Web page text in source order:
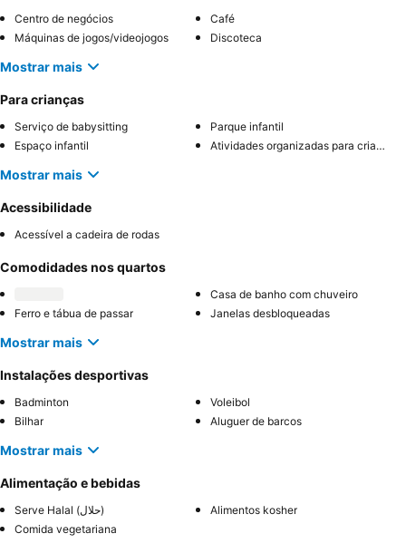
Centro de negócios
Café
Máquinas de jogos/videojogos
Discoteca
Mostrar mais
Para crianças
Serviço de babysitting
Parque infantil
Espaço infantil
Atividades organizadas para crianças
Mostrar mais
Acessibilidade
Acessível a cadeira de rodas
Comodidades nos quartos
Casa de banho com chuveiro
Ferro e tábua de passar
Janelas desbloqueadas
Mostrar mais
Instalações desportivas
Badminton
Voleibol
Bilhar
Aluguer de barcos
Mostrar mais
Alimentação e bebidas
Serve Halal (حلال)
Alimentos kosher
Comida vegetariana